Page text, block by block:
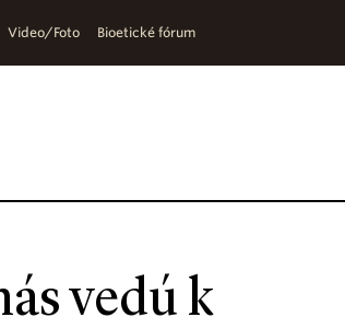
Video/Foto Bioetické fórum
vedú k